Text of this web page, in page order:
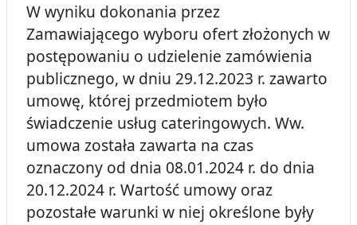
W wyniku dokonania przez
Zamawiającego wyboru ofert złożonych w
postępowaniu o udzielenie zamówienia
publicznego, w dniu 29.12.2023 r. zawarto
umowę, której przedmiotem było
świadczenie usług cateringowych. Ww.
umowa została zawarta na czas
oznaczony od dnia 08.01.2024 r. do dnia
20.12.2024 r. Wartość umowy oraz
pozostałe warunki w niej określone były